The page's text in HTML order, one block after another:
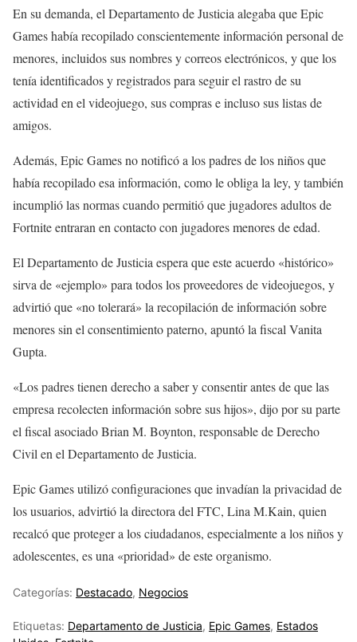
En su demanda, el Departamento de Justicia alegaba que Epic
Games había recopilado conscientemente información personal de
menores, incluidos sus nombres y correos electrónicos, y que los
tenía identificados y registrados para seguir el rastro de su
actividad en el videojuego, sus compras e incluso sus listas de
amigos.
Además, Epic Games no notificó a los padres de los niños que
había recopilado esa información, como le obliga la ley, y también
incumplió las normas cuando permitió que jugadores adultos de
Fortnite entraran en contacto con jugadores menores de edad.
El Departamento de Justicia espera que este acuerdo «histórico»
sirva de «ejemplo» para todos los proveedores de videojuegos, y
advirtió que «no tolerará» la recopilación de información sobre
menores sin el consentimiento paterno, apuntó la fiscal Vanita
Gupta.
«Los padres tienen derecho a saber y consentir antes de que las
empresa recolecten información sobre sus hijos», dijo por su parte
el fiscal asociado Brian M. Boynton, responsable de Derecho
Civil en el Departamento de Justicia.
Epic Games utilizó configuraciones que invadían la privacidad de
los usuarios, advirtió la directora del FTC, Lina M.Kain, quien
recalcó que proteger a los ciudadanos, especialmente a los niños y
adolescentes, es una «prioridad» de este organismo.
Categorías: Destacado, Negocios
Etiquetas: Departamento de Justicia, Epic Games, Estados